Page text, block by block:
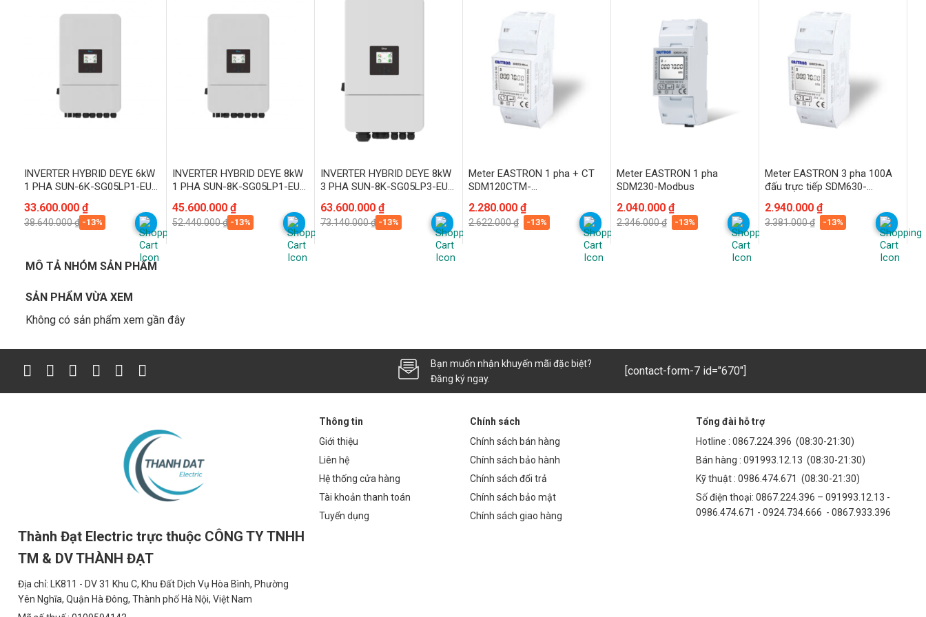
INVERTER HYBRID DEYE 6kW
1 PHA SUN-6K-SG05LP1-EU-
38.640.000₫
Giá
gốc
là:
33.600.000 ₫
Giá
hiện
tại
-13%
INVERTER HYBRID DEYE 8kW
1 PHA SUN-8K-SG05LP1-EU-
52.440.000₫
Giá
gốc
là:
45.600.000 ₫
Giá
hiện
tại
-13%
INVERTER HYBRID DEYE 8kW
3 PHA SUN-8K-SG05LP3-EU-
73.140.000₫
Giá
gốc
là:
63.600.000 ₫
Giá
hiện
tại
-13%
Meter EASTRON 1 pha + CT
SDM120CTM-
2.622.000₫
Giá
gốc
là:
2.280.000 ₫
Giá
hiện
tại
-13%
Meter EASTRON 1 pha
SDM230-Modbus
2.346.000₫
Giá
gốc
là:
2.040.000 ₫
Giá
hiện
tại
-13%
Meter EASTRON 3 pha 100A
đấu trực tiếp SDM630-
3.381.000₫
Giá
gốc
là:
2.940.000 ₫
Giá
hiện
tại
-13%
MÔ TẢ NHÓM SẢN PHẨM
SẢN PHẨM VỪA XEM
Không có sản phẩm xem gần đây
Bạn muốn nhận khuyến mãi đặc biệt?
Đăng ký ngay.
[contact-form-7 id="670"]
Thành Đạt Electric trực thuộc CÔNG TY TNHH
TM & DV THÀNH ĐẠT
Địa chỉ: LK811 - DV 31 Khu C, Khu Đất Dịch Vụ Hòa Bình, Phường
Yên Nghĩa, Quận Hà Đông, Thành phố Hà Nội, Việt Nam
Thông tin
Giới thiệu
Liên hệ
Hệ thống cửa hàng
Tài khoản thanh toán
Tuyển dụng
Chính sách
Chính sách bán hàng
Chính sách bảo hành
Chính sách đổi trả
Chính sách bảo mật
Chính sách giao hàng
Tổng đài hỗ trợ
Hotline : 0867.224.396 (08:30-21:30)
Bán hàng : 091993.12.13 (08:30-21:30)
Kỹ thuật : 0986.474.671 (08:30-21:30)
Số điện thoại: 0867.224.396 – 091993.12.13 -
0986.474.671 - 0924.734.666 - 0867.933.396